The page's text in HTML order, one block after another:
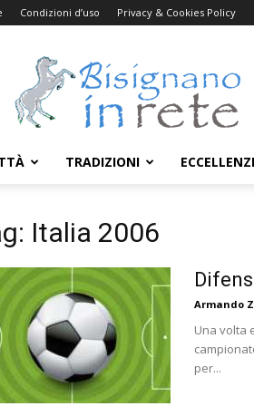
Condizioni d’uso Privacy & Cookies Policy
Bisignanoinrete.com
TRADIZIONI
Italia 2006
Armando
Una volta
per...